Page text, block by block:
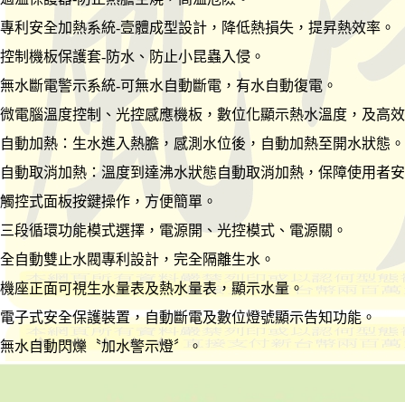
專利安全加熱系統-壹體成型設計，降低熱損失，提昇熱效率。
控制機板保護套-防水、防止小昆蟲入侵。
無水斷電警示系統-可無水自動斷電，有水自動復電。
微電腦溫度控制、光控感應機板，數位化顯示熱水溫度，及高
自動加熱：生水進入熱膽，感測水位後，自動加熱至開水狀態。
自動取消加熱：溫度到達沸水狀態自動取消加熱，保障使用者
觸控式面板按鍵操作，方便簡單。
三段循環功能模式選擇，電源開、光控模式、電源關。
全自動雙止水閥專利設計，完全隔離生水。
機座正面可視生水量表及熱水量表，顯示水量。
電子式安全保護裝置，自動斷電及數位燈號顯示告知功能。
無水自動閃爍〝加水警示燈〞。